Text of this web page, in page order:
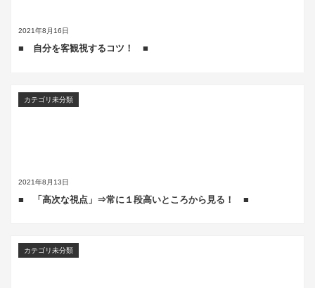
2021年8月16日
■ 自分を客観視するコツ！ ■
2021年8月13日
カテゴリ未分類
■ 「高次な視点」⇒常に１段高いところから見る！ ■
カテゴリ未分類